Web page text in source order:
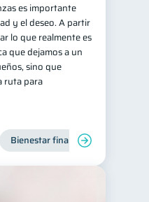
es importante
y el deseo. A partir
lo que realmente es
que dejamos a un
sino que
ruta para
Bienestar financiero